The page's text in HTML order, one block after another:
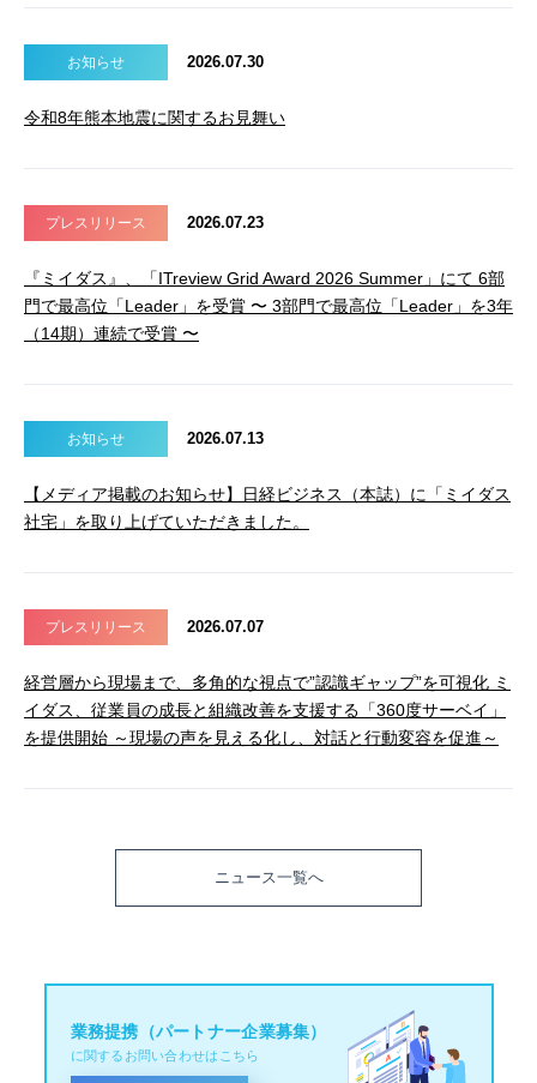
お知らせ 2026.07.30
令和8年熊本地震に関するお見舞い
プレスリリース 2026.07.23
『ミイダス』、「ITreview Grid Award 2026 Summer」にて 6部
門で最高位「Leader」を受賞 〜 3部門で最高位「Leader」を3年
（14期）連続で受賞 〜
お知らせ 2026.07.13
【メディア掲載のお知らせ】日経ビジネス（本誌）に「ミイダス
社宅」を取り上げていただきました。
プレスリリース 2026.07.07
経営層から現場まで、多角的な視点で”認識ギャップ”を可視化 ミ
イダス、従業員の成長と組織改善を支援する「360度サーベイ」
を提供開始 ～現場の声を見える化し、対話と行動変容を促進～
ニュース一覧へ
業務提携（パートナー企業募集）
に関するお問い合わせはこちら